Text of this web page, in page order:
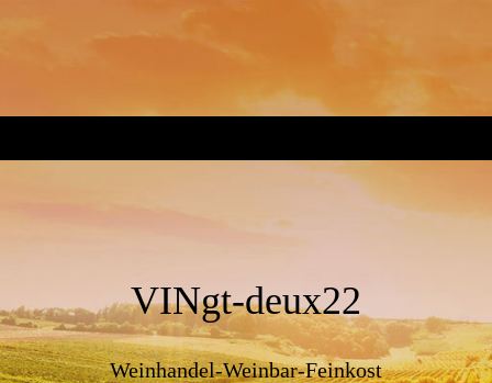
VINgt-deux22
Weinhandel-Weinbar-Feinkost